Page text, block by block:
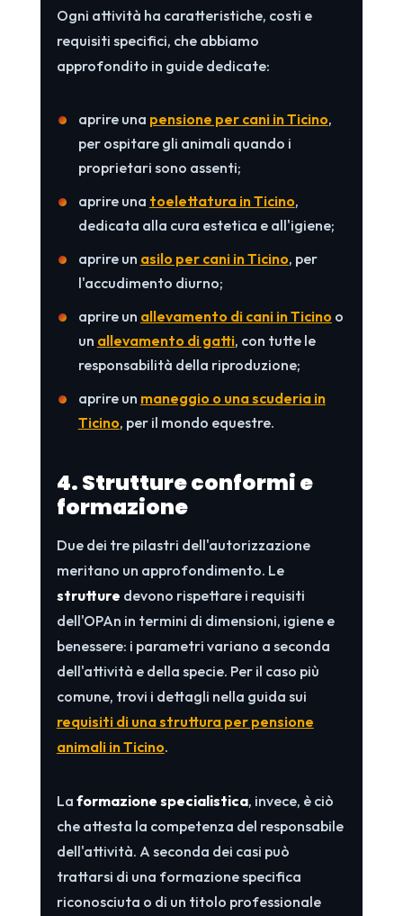
Ogni attività ha caratteristiche, costi e
requisiti specifici, che abbiamo
approfondito in guide dedicate:
aprire una pensione per cani in Ticino,
per ospitare gli animali quando i
proprietari sono assenti;
aprire una toelettatura in Ticino,
dedicata alla cura estetica e all'igiene;
aprire un asilo per cani in Ticino, per
l'accudimento diurno;
aprire un allevamento di cani in Ticino o
un allevamento di gatti, con tutte le
responsabilità della riproduzione;
aprire un maneggio o una scuderia in
Ticino, per il mondo equestre.
4. Strutture conformi e
formazione
Due dei tre pilastri dell'autorizzazione
meritano un approfondimento. Le
strutture devono rispettare i requisiti
dell'OPAn in termini di dimensioni, igiene e
benessere: i parametri variano a seconda
dell'attività e della specie. Per il caso più
comune, trovi i dettagli nella guida sui
requisiti di una struttura per pensione
animali in Ticino.
La formazione specialistica, invece, è ciò
che attesta la competenza del responsabile
dell'attività. A seconda dei casi può
trattarsi di una formazione specifica
riconosciuta o di un titolo professionale